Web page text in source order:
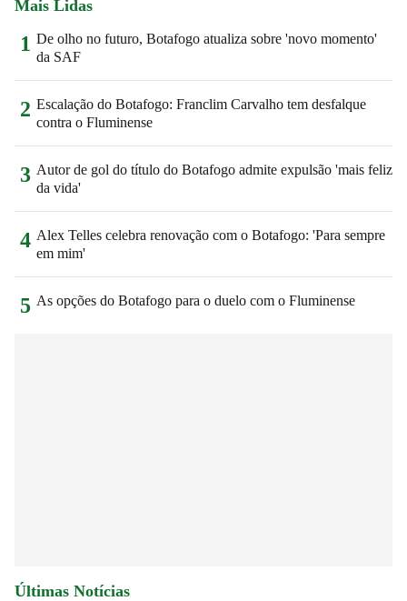
Mais Lidas
1 De olho no futuro, Botafogo atualiza sobre 'novo momento'
da SAF
2 Escalação do Botafogo: Franclim Carvalho tem desfalque
contra o Fluminense
3 Autor de gol do título do Botafogo admite expulsão 'mais feliz
da vida'
4 Alex Telles celebra renovação com o Botafogo: 'Para sempre
em mim'
5 As opções do Botafogo para o duelo com o Fluminense
Últimas Notícias